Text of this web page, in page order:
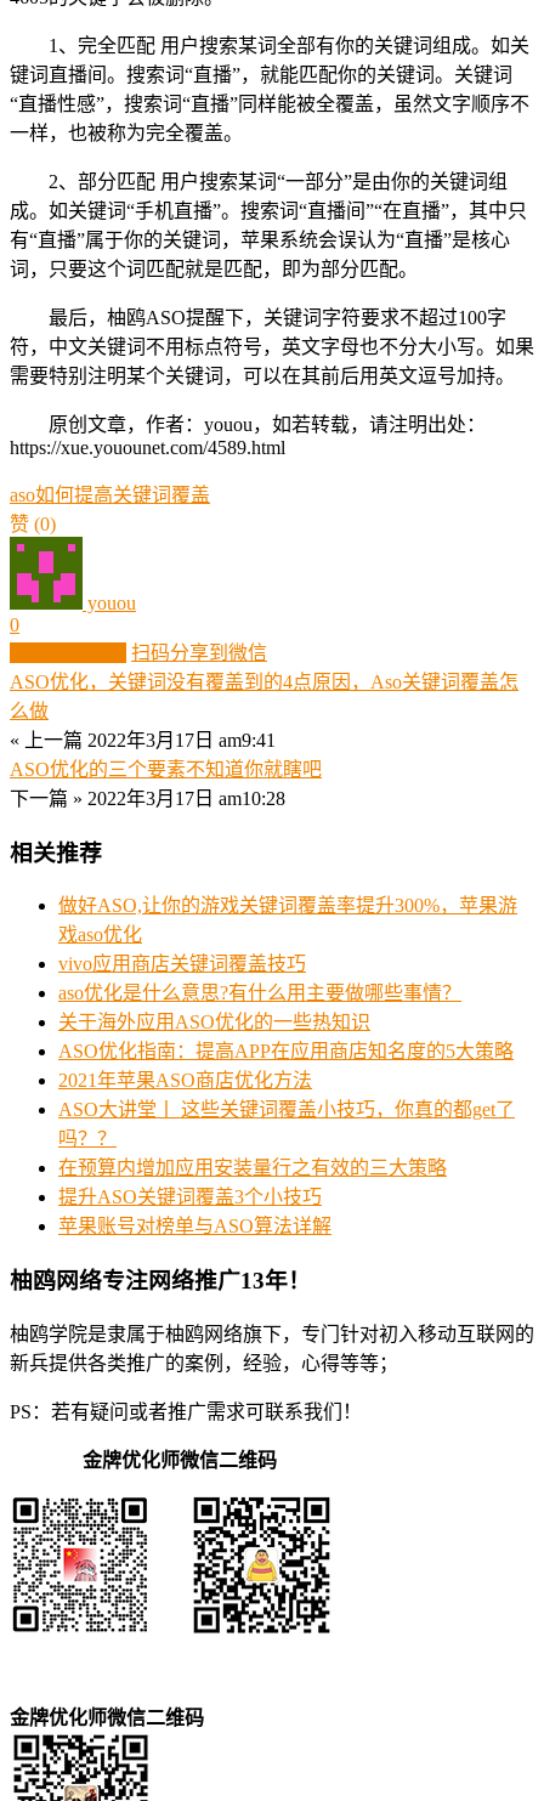
1、完全匹配 用户搜索某词全部有你的关键词组成。如关
键词直播间。搜索词“直播”，就能匹配你的关键词。关键词
“直播性感”，搜索词“直播”同样能被全覆盖，虽然文字顺序不
一样，也被称为完全覆盖。
2、部分匹配 用户搜索某词“一部分”是由你的关键词组
成。如关键词“手机直播”。搜索词“直播间”“在直播”，其中只
有“直播”属于你的关键词，苹果系统会误认为“直播”是核心
词，只要这个词匹配就是匹配，即为部分匹配。
最后，柚鸥ASO提醒下，关键词字符要求不超过100字
符，中文关键词不用标点符号，英文字母也不分大小写。如果
需要特别注明某个关键词，可以在其前后用英文逗号加持。
原创文章，作者：youou，如若转载，请注明出处：
https://xue.youounet.com/4589.html
aso如何提高关键词覆盖
赞 (0)
youou
0
扫码分享到微信
ASO优化，关键词没有覆盖到的4点原因，Aso关键词覆盖怎
么做
« 上一篇 2022年3月17日 am9:41
ASO优化的三个要素不知道你就瞎吧
下一篇 » 2022年3月17日 am10:28
相关推荐
做好ASO,让你的游戏关键词覆盖率提升300%，苹果游
戏aso优化
vivo应用商店关键词覆盖技巧
aso优化是什么意思?有什么用主要做哪些事情？
关于海外应用ASO优化的一些热知识
ASO优化指南：提高APP在应用商店知名度的5大策略
2021年苹果ASO商店优化方法
ASO大讲堂丨 这些关键词覆盖小技巧，你真的都get了
吗？？
在预算内增加应用安装量行之有效的三大策略
提升ASO关键词覆盖3个小技巧
苹果账号对榜单与ASO算法详解
柚鸥网络专注网络推广13年！
柚鸥学院是隶属于柚鸥网络旗下，专门针对初入移动互联网的
新兵提供各类推广的案例，经验，心得等等；
PS：若有疑问或者推广需求可联系我们！
金牌优化师微信二维码
金牌优化师微信二维码